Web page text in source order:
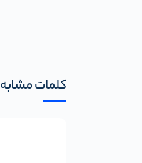
کلمات مشابه